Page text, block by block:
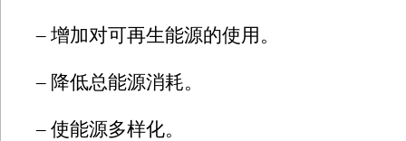
– 增加对可再生能源的使用。
– 降低总能源消耗。
– 使能源多样化。